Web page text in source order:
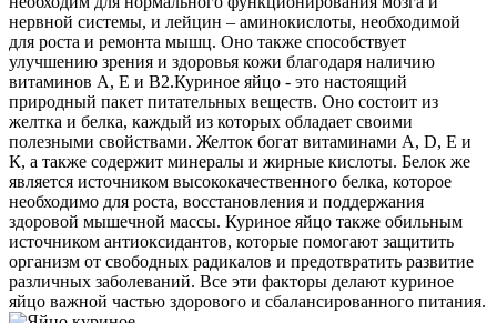
нервной системы, и лейцин – аминокислоты, необходимой
для роста и ремонта мышц. Оно также способствует
улучшению зрения и здоровья кожи благодаря наличию
витаминов A, E и B2.Куриное яйцо - это настоящий
природный пакет питательных веществ. Оно состоит из
желтка и белка, каждый из которых обладает своими
полезными свойствами. Желток богат витаминами A, D, E и
К, а также содержит минералы и жирные кислоты. Белок же
является источником высококачественного белка, которое
необходимо для роста, восстановления и поддержания
здоровой мышечной массы. Куриное яйцо также обильным
источником антиоксидантов, которые помогают защитить
организм от свободных радикалов и предотвратить развитие
различных заболеваний. Все эти факторы делают куриное
яйцо важной частью здорового и сбалансированного питания.